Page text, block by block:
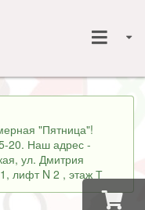
"Пятница"!
20. Наш адрес -
ул. Дмитрия
лифт N 2 , этаж Т